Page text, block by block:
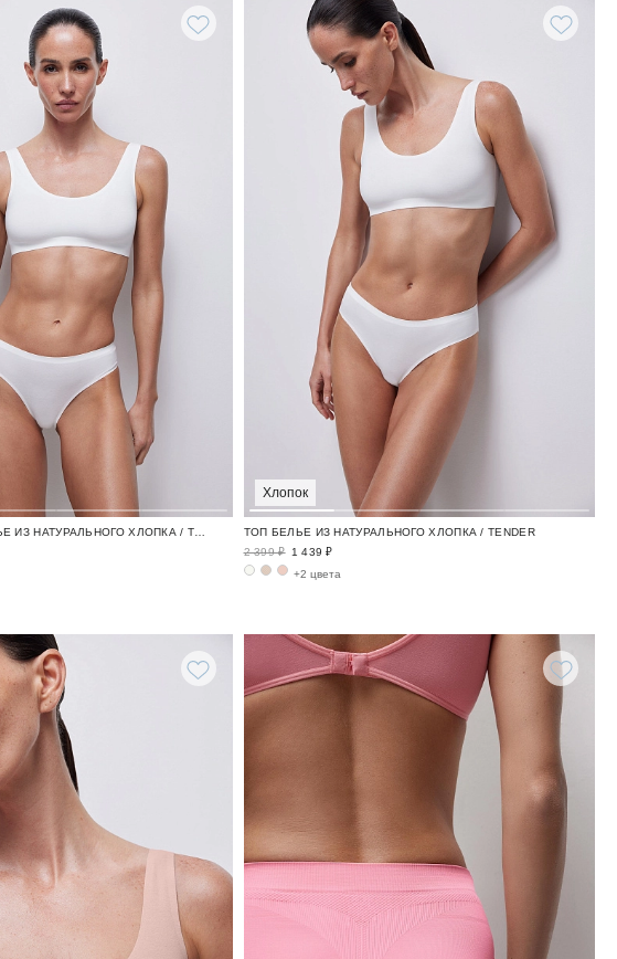
ТРУСЫ-СЛИПЫ БЕЛЬЕ ИЗ НАТУРАЛЬНОГО ХЛОПКА / TENDER
Хлопок
ТОП БЕЛЬЕ ИЗ НАТУРАЛЬНОГО ХЛОПКА / TENDER
2 399 ₽ 1 439 ₽
+2 цвета